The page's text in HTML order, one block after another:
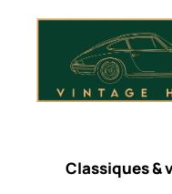
Classiques &